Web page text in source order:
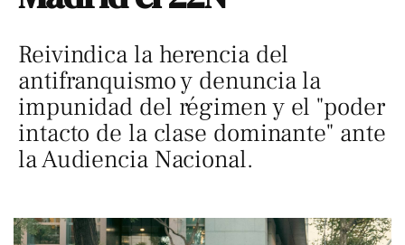
Reivindica la herencia del
antifranquismo y denuncia la
impunidad del régimen y el "poder
intacto de la clase dominante" ante
la Audiencia Nacional.